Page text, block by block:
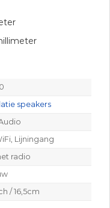
speakers
Lijningang
radio
/ 16,5cm